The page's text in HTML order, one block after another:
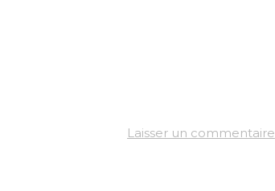
Laisser un commentaire